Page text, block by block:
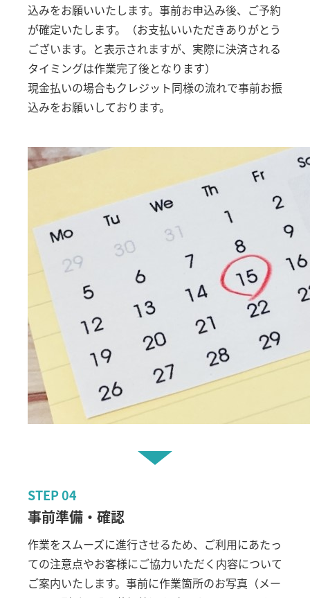
込みをお願いいたします。事前お申込み後、ご予約
が確定いたします。（お支払いいただきありがとう
ございます。と表示されますが、実際に決済される
タイミングは作業完了後となります）
現金払いの場合もクレジット同様の流れで事前お振
込みをお願いしております。
STEP04
事前準備・確認
作業をスムーズに進行させるため、ご利用にあたっ
ての注意点やお客様にご協力いただく内容について
ご案内いたします。事前に作業箇所のお写真（メー